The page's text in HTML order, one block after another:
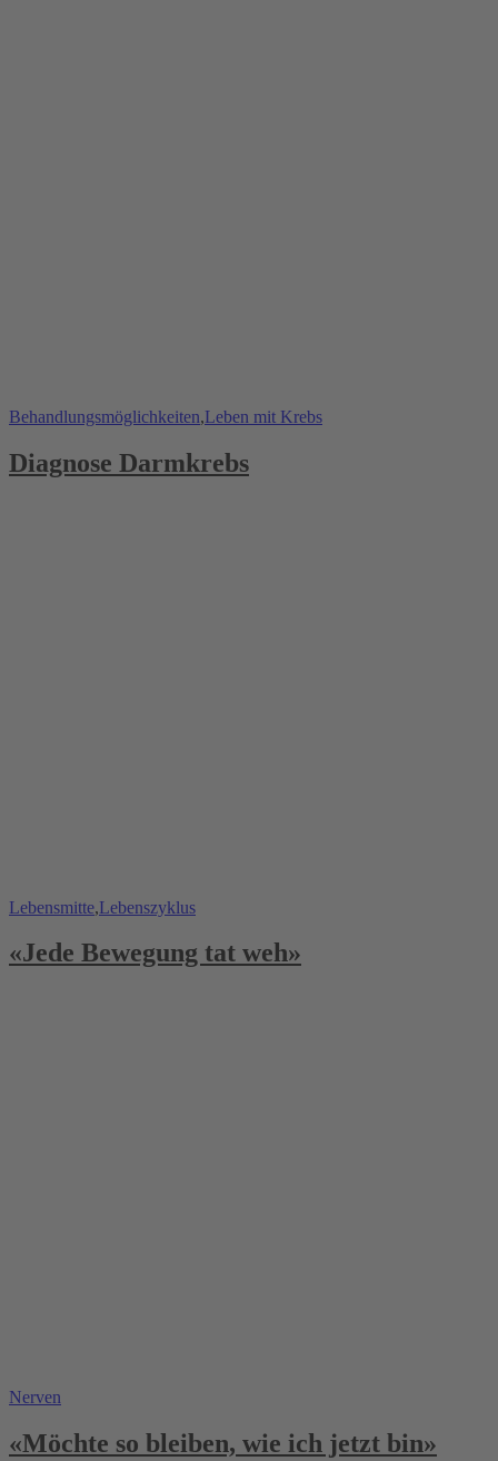
Behandlungsmöglichkeiten,Leben mit Krebs
Diagnose Darmkrebs
Lebensmitte,Lebenszyklus
«Jede Bewegung tat weh»
Nerven
«Möchte so bleiben, wie ich jetzt bin»